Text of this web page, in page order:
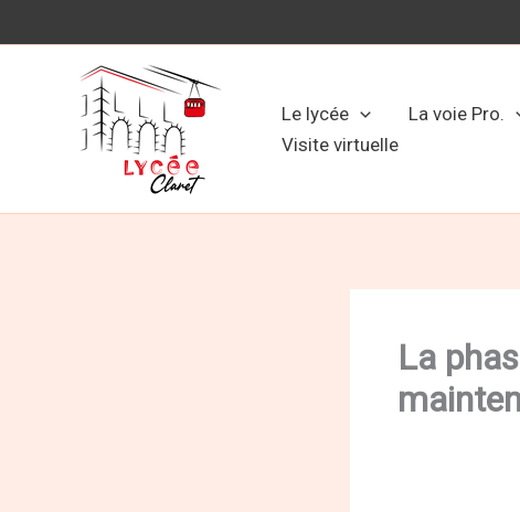
au
Le lycée La voie Pro.
Visite virtuelle
La